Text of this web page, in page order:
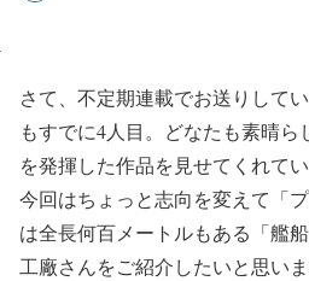
さて、不定期連載でお送りして
もすでに4人目。どなたも素晴ら
を発揮した作品を見せてくれてい
今回はちょっと志向を変えて「
は全長何百メートルもある「艦
工廠さんをご紹介したいと思いま